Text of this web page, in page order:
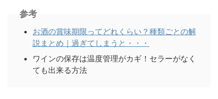
参考
お酒の賞味期限ってどれくらい？種類ごとの解
説まとめ｜過ぎてしまうと・・・
ワインの保存は温度管理がカギ！セラーがなく
ても出来る方法